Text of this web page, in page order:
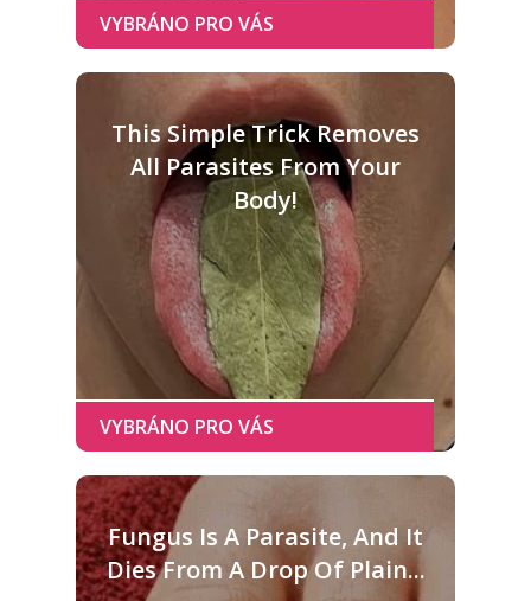
This Simple Trick Removes
All Parasites From Your
Body!
Fungus Is A Parasite, And It
Dies From A Drop Of Plain...